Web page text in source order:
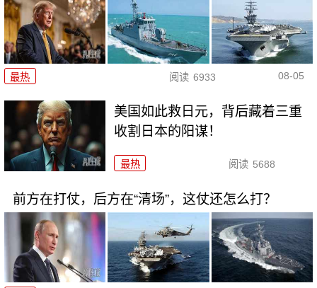
最热 阅读 6933 08-05
美国如此救日元，背后藏着三重
收割日本的阳谋！
最热 阅读 5688
前方在打仗，后方在“清场”，这仗还怎么打？